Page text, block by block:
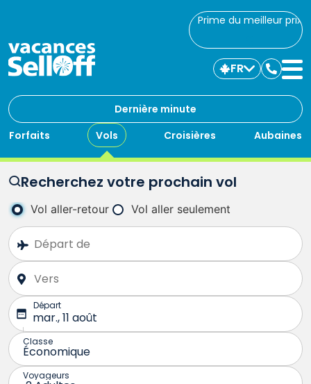
Prime du meilleur prix
Dernière minute
Forfaits
Vols Croisières Aubaines
FR
avec
Recherchez votre prochain vol